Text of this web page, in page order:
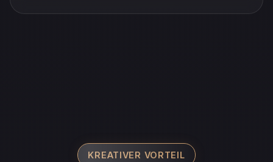
KREATIVER VORTEIL